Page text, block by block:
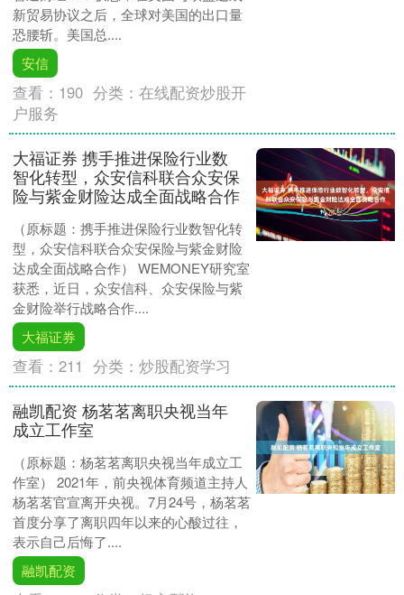
新贸易协议之后，全球对美国的出口量
恐腰斩。美国总....
安信
查看： 190 分类：在线配资炒股开
户服务
大福证券 携手推进保险行业数
智化转型，众安信科联合众安保
险与紫金财险达成全面战略合作
（原标题：携手推进保险行业数智化转
型，众安信科联合众安保险与紫金财险
达成全面战略合作） WEMONEY研究室
获悉，近日，众安信科、众安保险与紫
金财险举行战略合作....
大福证券
查看：211 分类：炒股配资学习
融凯配资 杨茗茗离职央视当年
成立工作室
（原标题：杨茗茗离职央视当年成立工
作室） 2021年，前央视体育频道主持人
杨茗茗官宣离开央视。7月24号，杨茗茗
首度分享了离职四年以来的心酸过往，
表示自己后悔了....
融凯配资